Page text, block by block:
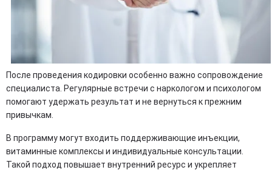
После проведения кодировки особенно важно сопровождение
специалиста. Регулярные встречи с наркологом и психологом
помогают удержать результат и не вернуться к прежним
привычкам.
В программу могут входить поддерживающие инъекции,
витаминные комплексы и индивидуальные консультации.
Такой подход повышает внутренний ресурс и укрепляет